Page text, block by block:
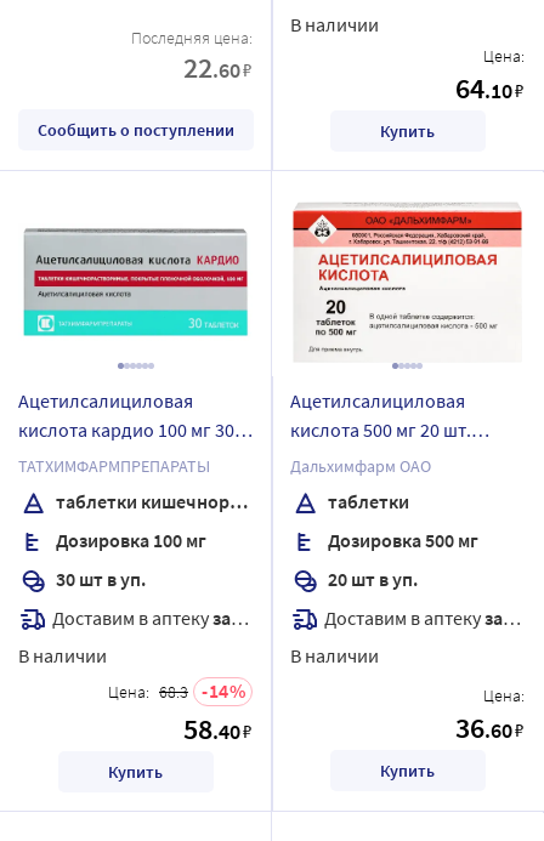
Последняя цена:
22.60₽
Сообщить о поступлении
В наличии
Цена:
64.10₽
Купить
Ацетилсалициловая
кислота кардио 100 мг 30
шт. таблетки
кишечнорастворимые ,
покрытые пленочной
оболочкой
ТАТХИМФАРМПРЕПАРАТЫ
таблетки кишечнорастворимые , покрытые пленочной оболочкой
Дозировка 100 мг
30 шт в уп.
Доставим в аптекузавтра
В наличии
Цена: 68.3 14
58.40₽
Купить
Ацетилсалициловая
кислота 500 мг 20 шт.
таблетки
Дальхимфарм ОАО
таблетки
Дозировка 500 мг
20 шт в уп.
Доставим в аптекузавтра
В наличии
Цена:
36.60₽
Купить